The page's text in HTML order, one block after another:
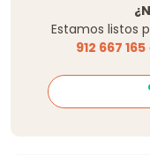
Estamos listos
912 667 165